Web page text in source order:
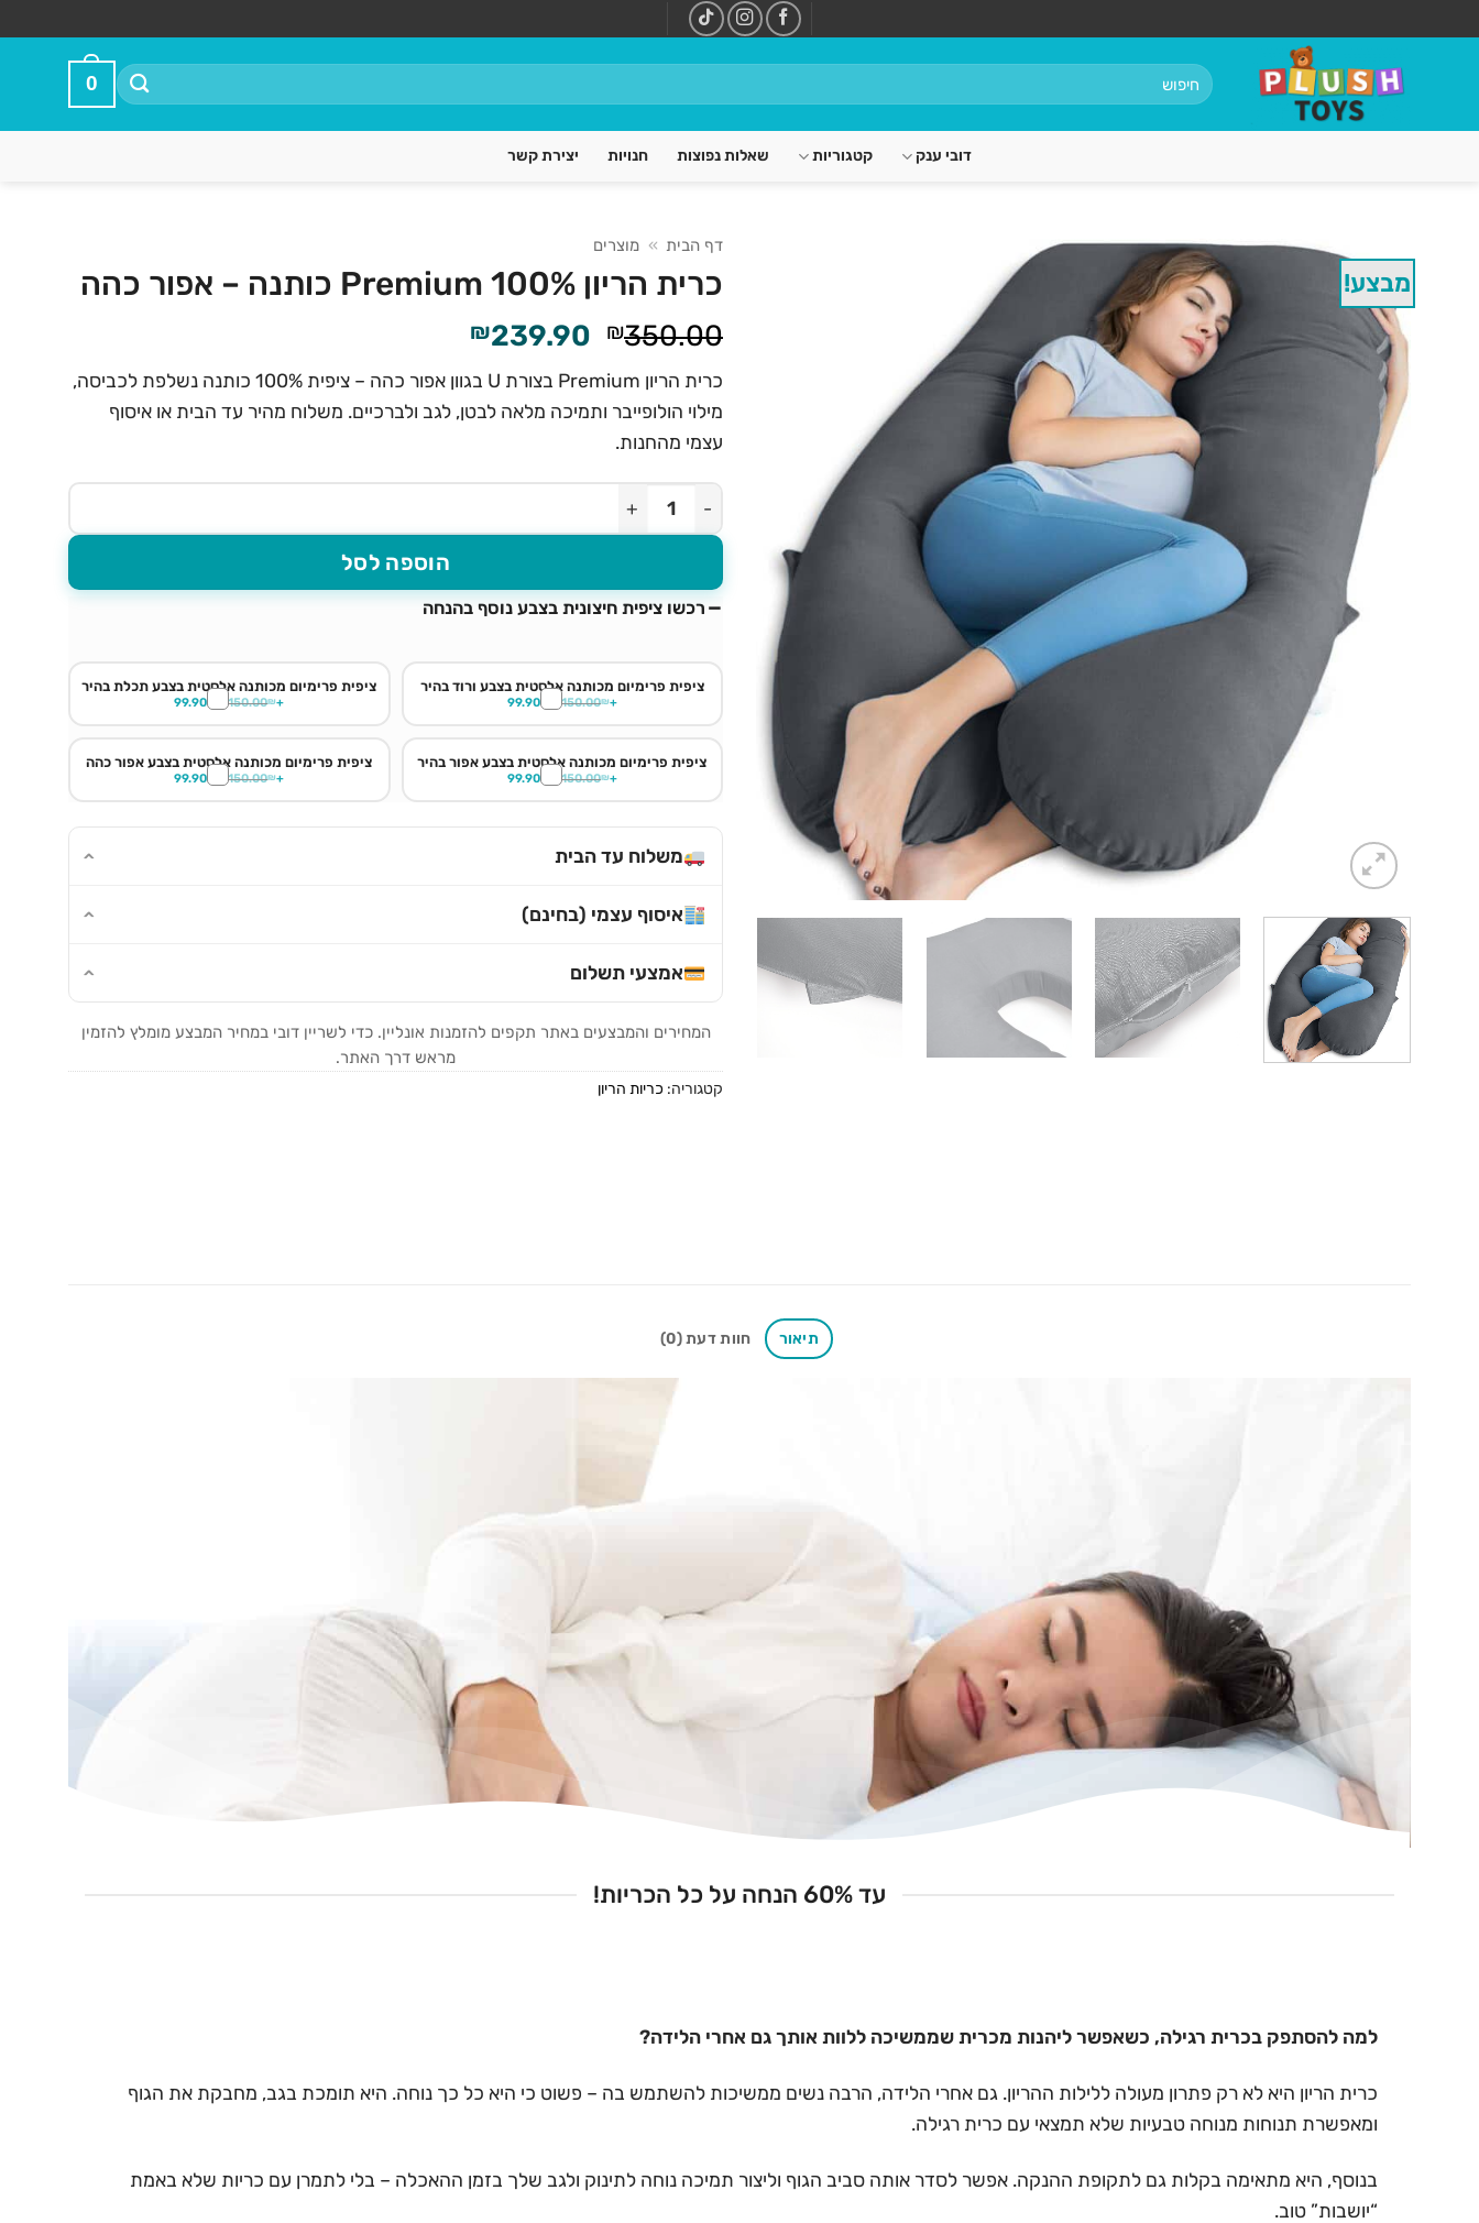
חיפוש
עבור:
0
דובי ענק קטגוריות שאלות נפוצות חנויות יצירת קשר
מבצע!
דף הבית » מוצרים
כרית הריון Premium 100% כותנה – אפור כהה
₪350.00
המחיר
המקורי
היה:
₪350.00.
₪239.90 המחיר
הוא:
₪239.90.
כרית הריון Premium בצורת U בגוון אפור כהה – ציפית 100% כותנה נשלפת לכביסה,
מילוי הולופייבר ותמיכה מלאה לבטן, לגב ולברכיים. משלוח מהיר עד הבית או איסוף
עצמי מהחנות.
כמות של כרית הריון Premium 100% כותנה - אפור כהה
הוספה לסל
רכשו ציפית חיצונית בצבע נוסף בהנחה
ציפית פרימיום מכותנה אלסטית בצבע ורוד בהיר
+
₪
150.00
₪
99.90
ציפית פרימיום מכותנה אלסטית בצבע תכלת בהיר
+
₪
150.00
99.90
ציפית פרימיום מכותנה אלסטית בצבע אפור בהיר
+
₪
150.00
₪
99.90
ציפית פרימיום מכותנה אלסטית בצבע אפור כהה
+
₪
150.00
99.90
משלוח עד הבית
איסוף עצמי (בחינם)
אמצעי תשלום
המחירים והמבצעים באתר תקפים להזמנות אונליין. כדי לשריין דובי במחיר המבצע מומלץ להזמין
מראש דרך האתר.
קטגוריה: כריות הריון
תיאור חוות דעת (0)
עד 60% הנחה על כל הכריות!
למה להסתפק בכרית רגילה, כשאפשר ליהנות מכרית שממשיכה ללוות אותך גם אחרי הלידה?
כרית הריון היא לא רק פתרון מעולה ללילות ההריון. גם אחרי הלידה, הרבה נשים ממשיכות להשתמש בה – פשוט כי היא כל כך נוחה. היא תומכת בגב, מחבקת את הגוף
ומאפשרת תנוחות מנוחה טבעיות שלא תמצאי עם כרית רגילה.
בנוסף, היא מתאימה בקלות גם לתקופת ההנקה. אפשר לסדר אותה סביב הגוף וליצור תמיכה נוחה לתינוק ולגב שלך בזמן ההאכלה – בלי לתמרן עם כריות שלא באמת
“יושבות” טוב.